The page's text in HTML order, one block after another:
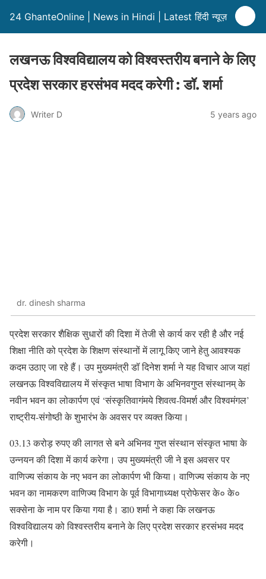
24 GhanteOnline | News in Hindi | Latest हिंदी न्यूज़
लखनऊ विश्वविद्यालय को विश्वस्तरीय बनाने के लिए
प्रदेश सरकार हरसंभव मदद करेगी : डॉ. शर्मा
Writer D 5 years ago
dr. dinesh sharma
प्रदेश सरकार शैक्षिक सुधारों की दिशा में तेजी से कार्य कर रही है और नई
शिक्षा नीति को प्रदेश के शिक्षण संस्थानों में लागू किए जाने हेतु आवश्यक
कदम उठाए जा रहे हैं। उप मुख्यमंत्री डॉ दिनेश शर्मा ने यह विचार आज यहां
लखनऊ विश्वविद्यालय में संस्कृत भाषा विभाग के अभिनवगुप्त संस्थानम् के
नवीन भवन का लोकार्पण एवं ‘संस्कृतिवागंमये शिवत्व-विमर्श और विश्वमंगल’
राष्ट्रीय-संगोष्ठी के शुभारंभ के अवसर पर व्यक्त किया।
03.13 करोड़ रुपए की लागत से बने अभिनव गुप्त संस्थान संस्कृत भाषा के
उन्नयन की दिशा में कार्य करेगा। उप मुख्यमंत्री जी ने इस अवसर पर
वाणिज्य संकाय के नए भवन का लोकार्पण भी किया। वाणिज्य संकाय के नए
भवन का नामकरण वाणिज्य विभाग के पूर्व विभागाध्यक्ष प्रोफेसर के० के०
सक्सेना के नाम पर किया गया है। डा0 शर्मा ने कहा कि लखनऊ
विश्वविद्यालय को विश्वस्तरीय बनाने के लिए प्रदेश सरकार हरसंभव मदद
करेगी।